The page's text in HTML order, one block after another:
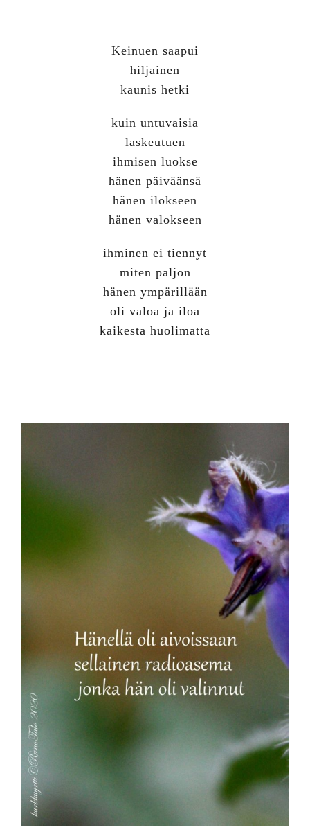
Keinuen saapui
hiljainen
kaunis hetki
kuin untuvaisia
laskeutuen
ihmisen luokse
hänen päiväänsä
hänen ilokseen
hänen valokseen
ihminen ei tiennyt
miten paljon
hänen ympärillään
oli valoa ja iloa
kaikesta huolimatta